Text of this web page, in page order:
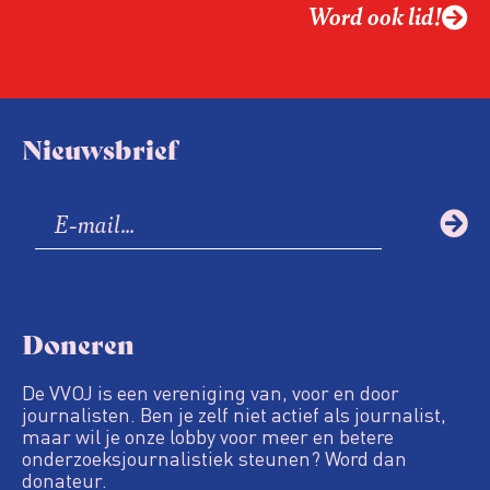
Word ook lid!
Nieuwsbrief
Doneren
De VVOJ is een vereniging van, voor en door
journalisten. Ben je zelf niet actief als journalist,
maar wil je onze lobby voor meer en betere
onderzoeksjournalistiek steunen? Word dan
donateur.